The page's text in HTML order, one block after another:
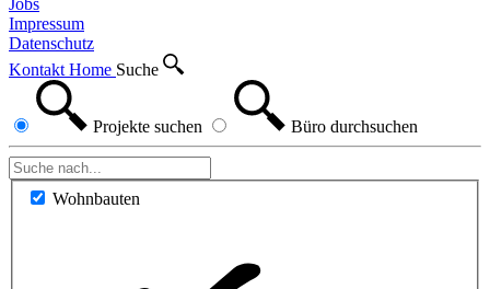
Impressum
Datenschutz
Kontakt Home Suche
Projekte suchen Büro durchsuchen
Wohnbauten